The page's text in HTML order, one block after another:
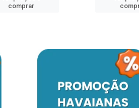
comprar